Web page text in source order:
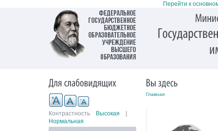
Перейти к
Контрастность Высокая
Нормальная
Главная